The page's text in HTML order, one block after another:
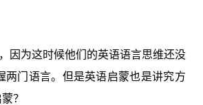
因为这时候他们的英语语言思维还没
门语言。但是英语启蒙也是讲究方
？